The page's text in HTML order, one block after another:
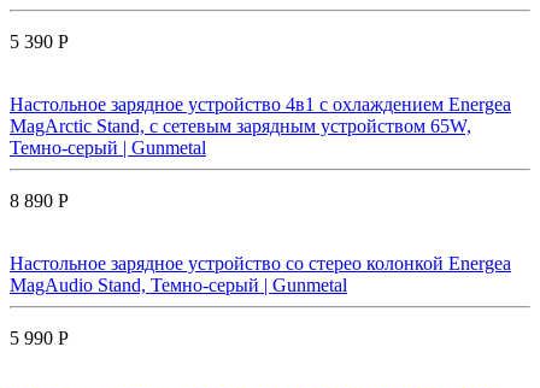
5 390 Р
Настольное зарядное устройство 4в1 с охлаждением Energea
MagArctic Stand, с сетевым зарядным устройством 65W,
Темно-серый | Gunmetal
8 890 Р
Настольное зарядное устройство со стерео колонкой Energea
MagAudio Stand, Темно-серый | Gunmetal
5 990 Р